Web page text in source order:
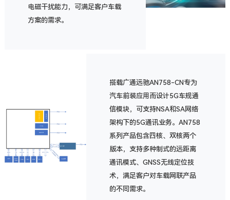
电磁干扰能力，可满足客户车载
方案的需求。
搭载广通远驰AN758-CN专为
汽车前装应用而设计5G车规通
信模块，可支持NSA和SA网络
架构下的5G通讯业务。AN758
系列产品包含四核、双核两个
版本，支持多种制式的远距离
通讯模式、GNSS无线定位技
术，满足客户对车载网联产品
的不同需求。